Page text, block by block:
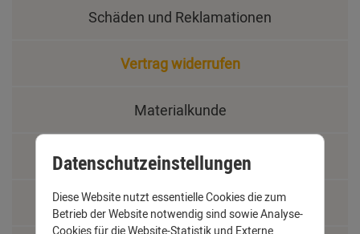
Schäden und Reklamationen
Vertrag widerrufen
Materialkunde
Fachbegriffe
Jobs
Datenschutzeinstellungen
Diese Website nutzt essentielle Cookies die zum
Betrieb der Website notwendig sind sowie Analyse-
Cookies für die Website-Statistik und Externe